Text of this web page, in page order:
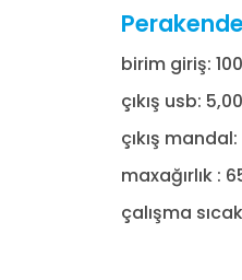
birim giriş:
çıkış usb:
çıkış
maxağırlık :
çalışma